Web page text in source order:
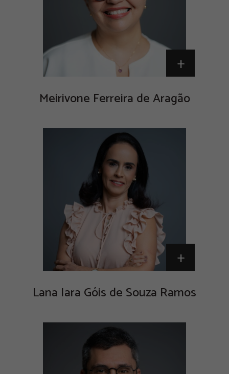
+
Meirivone Ferreira de Aragão
+
Lana Iara Góis de Souza Ramos